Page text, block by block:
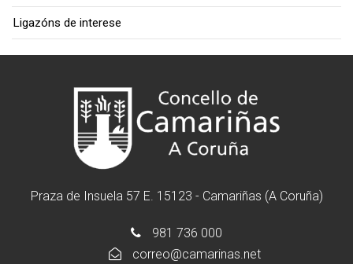
Ligazóns de interese
Praza de Insuela 57 E. 15123 - Camariñas (A Coruña)
981 736 000
correo@camarinas.net